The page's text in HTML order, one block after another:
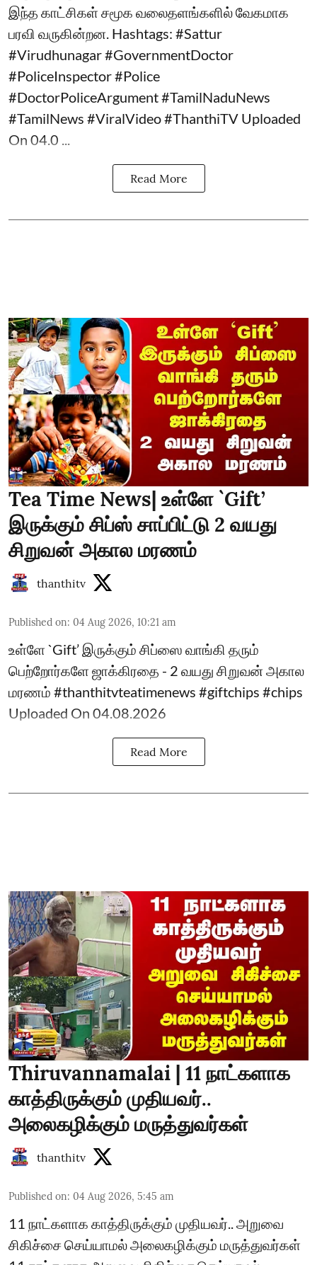
இந்த காட்சிகள் சமூக வலைதளங்களில் வேகமாக
பரவி வருகின்றன. Hashtags: #Sattur
#Virudhunagar #GovernmentDoctor
#PoliceInspector #Police
#DoctorPoliceArgument #TamilNaduNews
#TamilNews #ViralVideo #ThanthiTV Uploaded
On 04.0 ...
Read More
Tea Time News| உள்ளே `Gift’
இருக்கும் சிப்ஸ் சாப்பிட்டு 2 வயது
சிறுவன் அகால மரணம்
thanthitv
Published on: 04 Aug 2026, 10:21 am
உள்ளே `Gift’ இருக்கும் சிப்ஸை வாங்கி தரும்
பெற்றோர்களே ஜாக்கிரதை - 2 வயது சிறுவன் அகால
மரணம் #thanthitvteatimenews #giftchips #chips
Uploaded On 04.08.2026
Read More
Thiruvannamalai | 11 நாட்களாக
காத்திருக்கும் முதியவர்..
அலைகழிக்கும் மருத்துவர்கள்
thanthitv
Published on: 04 Aug 2026, 5:45 am
11 நாட்களாக காத்திருக்கும் முதியவர்.. அறுவை
சிகிச்சை செய்யாமல் அலைகழிக்கும் மருத்துவர்கள்